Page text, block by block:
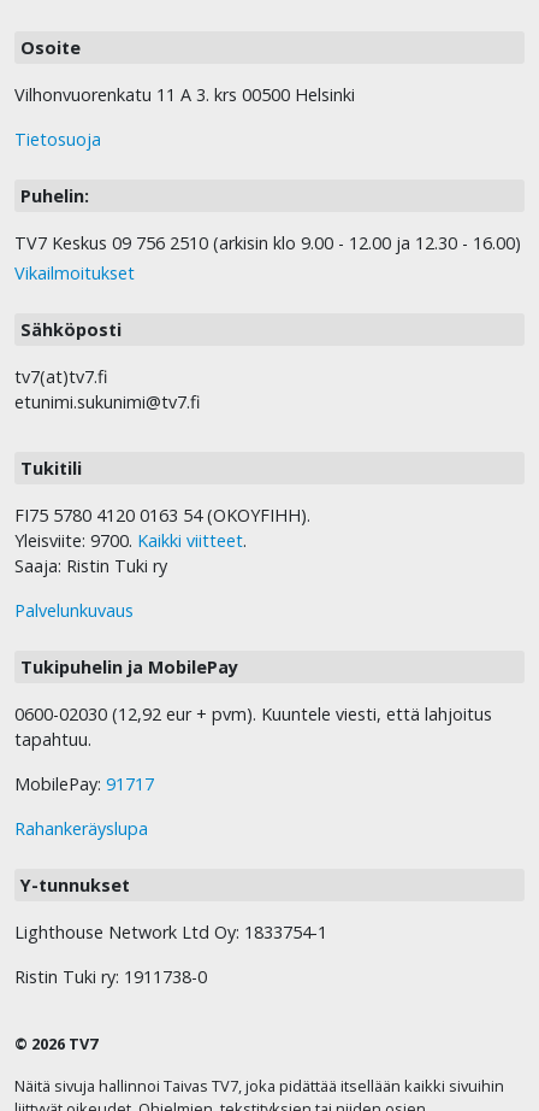
Osoite
Vilhonvuorenkatu 11 A 3. krs 00500 Helsinki
Tietosuoja
Puhelin:
TV7 Keskus 09 756 2510 (arkisin klo 9.00 - 12.00 ja 12.30 - 16.00)
Vikailmoitukset
Sähköposti
tv7(at)tv7.fi
etunimi.sukunimi@tv7.fi
Tukitili
FI75 5780 4120 0163 54 (OKOYFIHH).
Yleisviite: 9700. Kaikki viitteet.
Saaja: Ristin Tuki ry
Palvelunkuvaus
Tukipuhelin ja MobilePay
0600-02030 (12,92 eur + pvm). Kuuntele viesti, että lahjoitus
tapahtuu.
MobilePay: 91717
Rahankeräyslupa
Y-tunnukset
Lighthouse Network Ltd Oy: 1833754-1
Ristin Tuki ry: 1911738-0
© 2026 TV7
Näitä sivuja hallinnoi Taivas TV7, joka pidättää itsellään kaikki sivuihin